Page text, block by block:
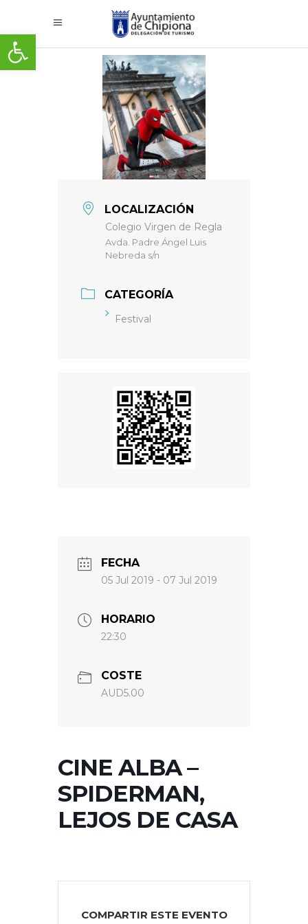
Abrir barra de herramientas
LOCALIZACIÓN
Colegio Virgen de Regla
Avda. Padre Ángel Luis
Nebreda s/n
CATEGORÍA
Festival
FECHA
05 Jul 2019 - 07 Jul 2019
HORARIO
22:30
COSTE
AUD5.00
CINE ALBA –
SPIDERMAN,
LEJOS DE CASA
COMPARTIR ESTE EVENTO